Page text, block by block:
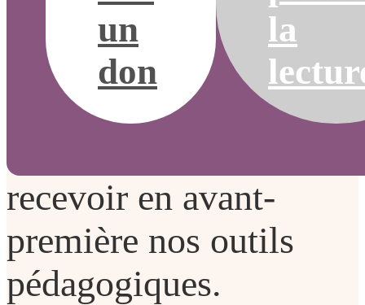
un
don
la
recevoir les actualités
de la FNH, être
informé de nos
campagnes pour agir et
recevoir en avant-
première nos outils
pédagogiques.